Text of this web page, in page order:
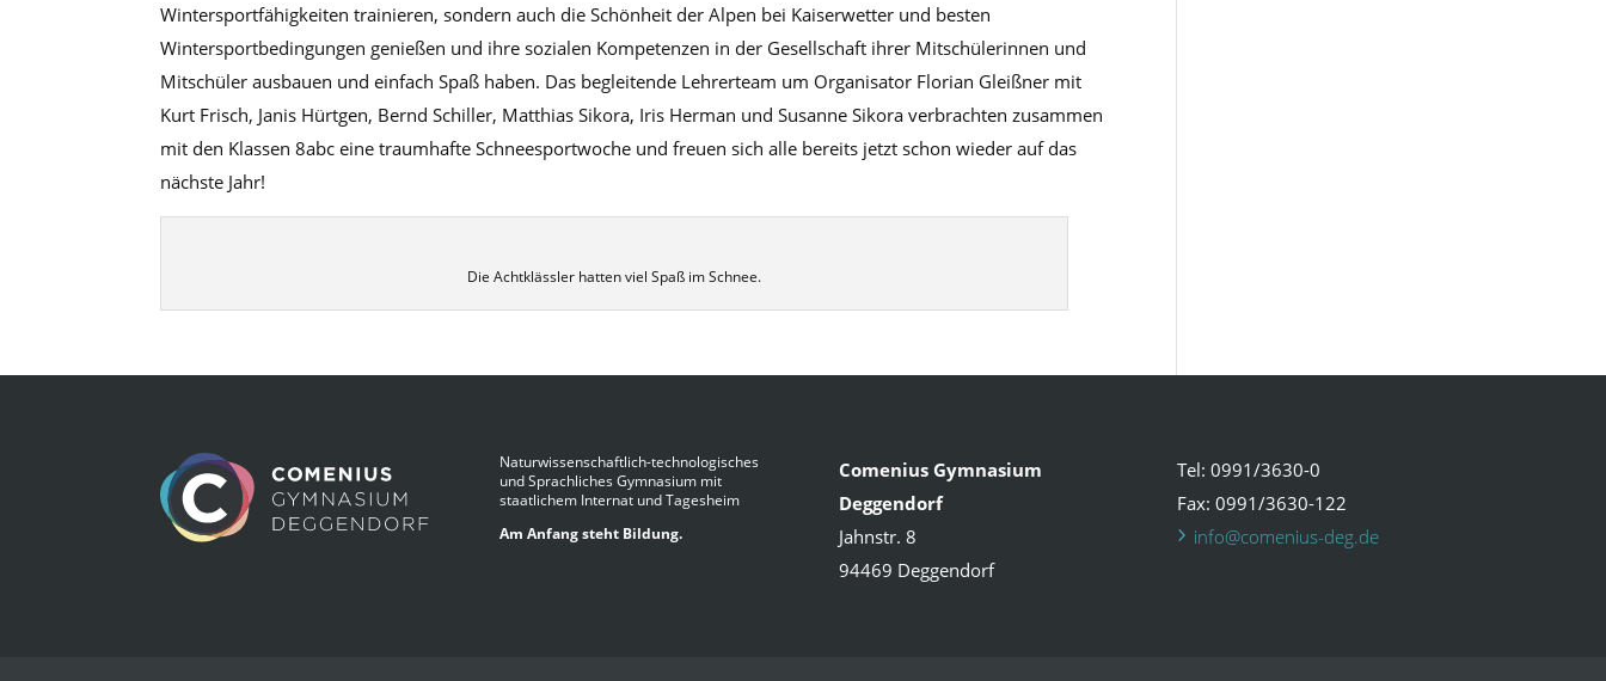
Wintersportfähigkeiten trainieren, sondern auch die Schönheit der Alpen bei Kaiserwetter und besten
Wintersportbedingungen genießen und ihre sozialen Kompetenzen in der Gesellschaft ihrer Mitschülerinnen und
Mitschüler ausbauen und einfach Spaß haben. Das begleitende Lehrerteam um Organisator Florian Gleißner mit
Kurt Frisch, Janis Hürtgen, Bernd Schiller, Matthias Sikora, Iris Herman und Susanne Sikora verbrachten zusammen
mit den Klassen 8abc eine traumhafte Schneesportwoche und freuen sich alle bereits jetzt schon wieder auf das
nächste Jahr!
Die Achtklässler hatten viel Spaß im Schnee.
Naturwissenschaftlich-technologisches
und Sprachliches Gymnasium mit
staatlichem Internat und Tagesheim
Am Anfang steht Bildung.
Comenius Gymnasium
Deggendorf
Jahnstr. 8
94469 Deggendorf
Tel: 0991/3630-0
Fax: 0991/3630-122
info@comenius-deg.de